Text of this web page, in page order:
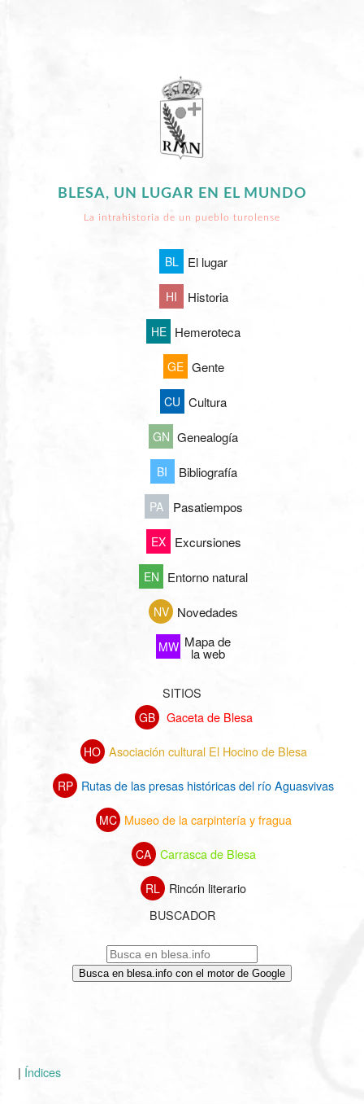
BLESA, UN LUGAR EN EL MUNDO
La intrahistoria de un pueblo turolense
BL El lugar
HI Historia
HE Hemeroteca
GE Gente
CU Cultura
GN Genealogía
BI Bibliografía
PA Pasatiempos
EX Excursiones
EN Entorno natural
NV Novedades
MW Mapa de
la web
SITIOS
GB Gaceta de Blesa
HO Asociación cultural El Hocino de Blesa
RP Rutas de las presas históricas del río Aguasvivas
MC Museo de la carpintería y fragua
CA Carrasca de Blesa
RL
Rincón literario
BUSCADOR
Busca en blesa.info con el motor de Google
| Índices